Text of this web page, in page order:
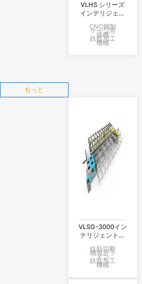
VLHS シリーズ
インテリジェン
接および成形生
成ライン
CNC鋼製
ケージ溶
接機
鉄筋加工
機械
もっと
VLSG-3000イン
テリジェント棒
ライン
鉄筋切断
機製造ラ
イン
鉄筋加工
機械